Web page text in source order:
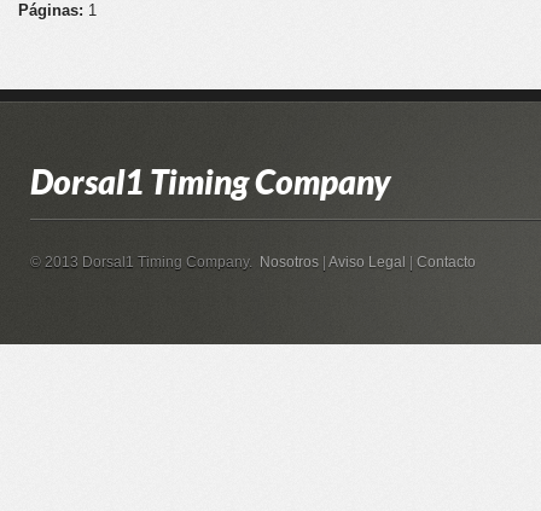
Páginas: 1
Dorsal1 Timing Company
© 2013 Dorsal1 Timing Company. Nosotros Aviso Legal Contacto